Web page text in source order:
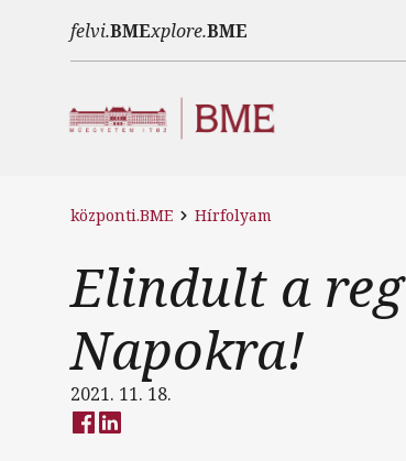
felvi.BMExplore.BME
központi.BME Hírfolyam
Elindult a
Napokra!
2021. 11. 18.